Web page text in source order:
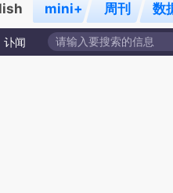
mini+ 周刊 数
讣闻